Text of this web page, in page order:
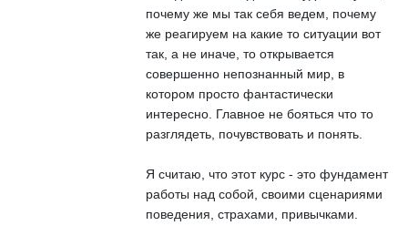
почему же мы так себя ведем, почему
же реагируем на какие то ситуации вот
так, а не иначе, то открывается
совершенно непознанный мир, в
котором просто фантастически
интересно. Главное не бояться что то
разглядеть, почувствовать и понять.
Я считаю, что этот курс - это фундамент
работы над собой, своими сценариями
поведения, страхами, привычками.